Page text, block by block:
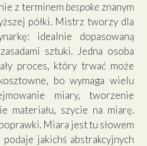
z terminem bespoke znanym
półki. Mistrz tworzy dla
idealnie dopasowaną
sztuki. Jedna osoba
proces, który trwać może
bo wymaga wielu
miary, tworzenie
materiału, szycie na miarę.
Miara jest tu słowem
jakichś abstrakcyjnych